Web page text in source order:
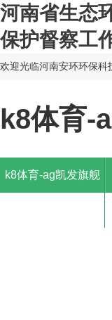
河南省生态
保护督察工
欢迎光临河南安环环保科
k8体育-
k8体育-ag凯发旗舰